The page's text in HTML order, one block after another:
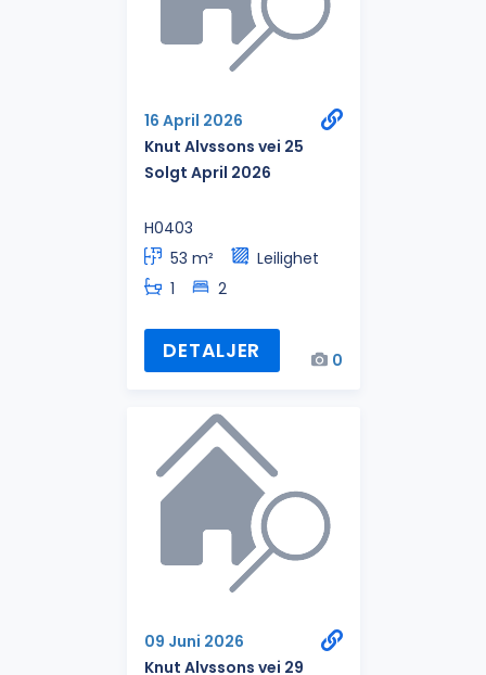
16 April 2026
Knut Alvssons vei 25
Solgt April 2026
H0403
53 m²
Leilighet
1
2
DETALJER 0
09 Juni 2026
Knut Alvssons vei 29